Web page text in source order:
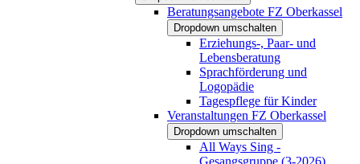
Beratungsangebote FZ Oberkassel
Dropdown umschalten
Erziehungs-, Paar- und
Lebensberatung
Sprachförderung und
Logopädie
Tagespflege für Kinder
Veranstaltungen FZ Oberkassel
Dropdown umschalten
All Ways Sing -
Gesangsgruppe (3-2026)